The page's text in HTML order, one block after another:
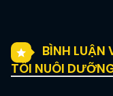
Chapter 2(VIP) 11/02/
BÌNH LUẬN
TÔI NUÔI